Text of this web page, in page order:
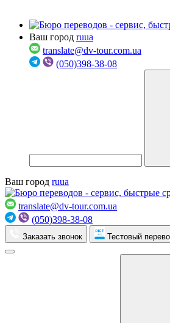
Ваш город ruua
translate@dv-tour.com.ua
(050)398-38-08
Ваш город ruua
translate@dv-tour.com.ua
(050)398-38-08
Заказать звонок Тестовый